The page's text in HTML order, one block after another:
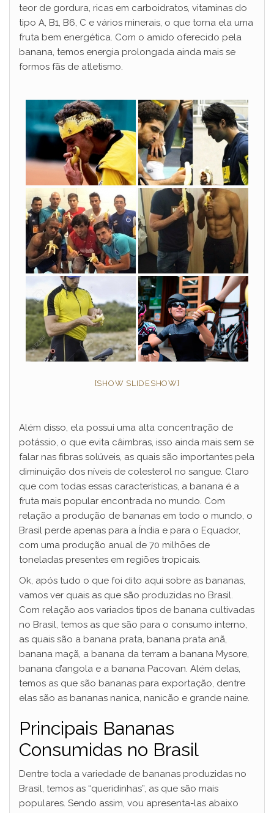
teor de gordura, ricas em carboidratos, vitaminas do
tipo A, B1, B6, C e vários minerais, o que torna ela uma
fruta bem energética. Com o amido oferecido pela
banana, temos energia prolongada ainda mais se
formos fãs de atletismo.
[SHOW SLIDESHOW]
Além disso, ela possui uma alta concentração de
potássio, o que evita câimbras, isso ainda mais sem se
falar nas fibras solúveis, as quais são importantes pela
diminuição dos níveis de colesterol no sangue. Claro
que com todas essas características, a banana é a
fruta mais popular encontrada no mundo. Com
relação a produção de bananas em todo o mundo, o
Brasil perde apenas para a Índia e para o Equador,
com uma produção anual de 70 milhões de
toneladas presentes em regiões tropicais.
Ok, após tudo o que foi dito aqui sobre as bananas,
vamos ver quais as que são produzidas no Brasil.
Com relação aos variados tipos de banana cultivadas
no Brasil, temos as que são para o consumo interno,
as quais são a banana prata, banana prata anã,
banana maçã, a banana da terram a banana Mysore,
banana d’angola e a banana Pacovan. Além delas,
temos as que são bananas para exportação, dentre
elas são as bananas nanica, nanicão e grande naine.
Principais Bananas
Consumidas no Brasil
Dentre toda a variedade de bananas produzidas no
Brasil, temos as “queridinhas”, as que são mais
populares. Sendo assim, vou apresenta-las abaixo